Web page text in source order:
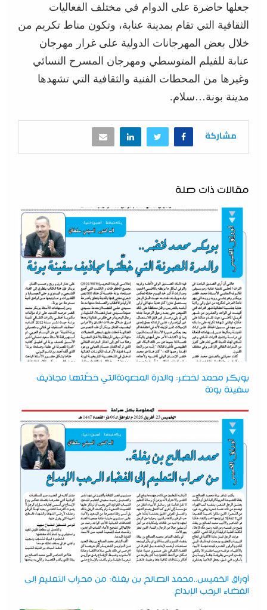
جعلها حاضرة على الدوام في مختلف الفعاليات
الثقافية التي تقام بمدينة عنابة، وتكون مناط تكريم من
خلال بعض المهرجانات الدولية على غرار مهرجان
عنابة للفيلم المتوسطي ومهرجان المسرح النسائي
وغيرها من المحطات الفنية والثقافية التي تشهدها
مدينة بونة…سلام.
مشاركة
مقالات ذات صلة
بوبكر محمد لخضر: والدرة المصونةالتي خطّتها مجاذيف
سفينة بونة
أوراق الخميس..محمد الصالح بن يغلة: من محراب التعليم إلى
الفضاء الرحب الإبداع